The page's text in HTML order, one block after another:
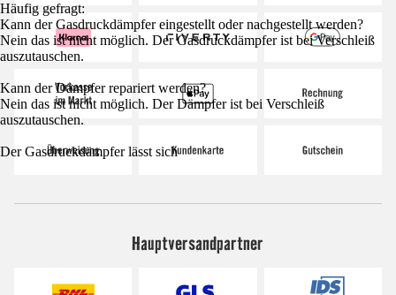
Häufig gefragt:
Kann der Gasdruckdämpfer eingestellt oder nachgestellt werden?
Nein das ist nicht möglich. Der Gasdruckdämpfer ist bei Verschleiß
auszutauschen.
Kann der Dämpfer repariert werden?
Nein das ist nicht möglich. Der Dämpfer ist bei Verschleiß
auszutauschen.
Der Gasdruckdämpfer lässt sich
Hauptversandpartner